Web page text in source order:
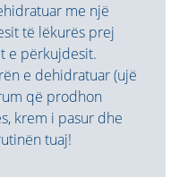
me një
të lëkurës prej
e përkujdesit.
e dehidratuar (ujë
që prodhon
krem i pasur dhe
tuaj!